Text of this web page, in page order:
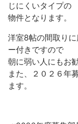
じにくいタイプの
物件となります。
洋室8帖の間取り
ー付きですので
朝に弱い人にもお
また、２０２６年
ます。